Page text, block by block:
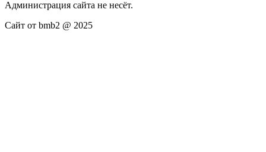
Администрация сайта не несёт.
Сайт от bmb2 @ 2025